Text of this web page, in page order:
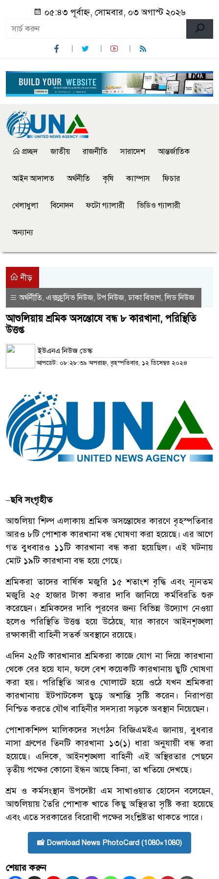
০৫:৪৩ পূর্বাহ্ন, সোমবার, ০৩ অগাস্ট ২০২৬
প্রচ্ছদ জাতীয় রাজনীতি সারাদেশ আন্তর্জাতিক
আইন আদালত অর্থনীতি কৃষি ক্যাম্পাস ফিচার
খেলাধুলা বিনোদন ফটো গ্যালারী ভিডিও গ্যালারী
অন্যান্য
নীড়
অর্থনীতি, এক্সক্লুসিভ নিউজ,টপ নিউজ,ঢাকা বিভাগ,লিড নিউজ
আশুলিয়ায় শ্রমিক অসন্তোষে বন্ধ ৮ কারখানা, পরিস্থিতি
উত্তপ্ত
ইউএনএ নিউজ ডেস্ক
আপডেট: ০৮:২৮:৩৯ অপরাহ্ন, বৃহস্পতিবার, ১২ ডিসেম্বর ২০২৪
–ছবি সংগৃহীত
আশুলিয়া শিল্প এলাকায় শ্রমিক অসন্তোষের কারণে বৃহস্পতিবার
আরও ৮টি পোশাক কারখানা বন্ধ ঘোষণা করা হয়েছে। এর আগে
গত বুধবারও ১১টি কারখানা বন্ধ করা হয়েছিল। এই ঘটনায়
মোট ১৯টি কারখানা বন্ধ হয়ে গেছে।
শ্রমিকরা তাদের বার্ষিক মজুরি ১৫ শতাংশ বৃদ্ধি এবং ন্যূনতম
মজুরি ২৫ হাজার টাকা করার দাবি জানিয়ে কর্মবিরতি শুরু
করেছেন। শ্রমিকদের দাবি পূরণের জন্য বিভিন্ন উদ্যোগ নেওয়া
হলেও পরিস্থিতি উত্তপ্ত হয়ে উঠেছে, যার কারণে আইনশৃঙ্খলা
রক্ষাকারী বাহিনী সতর্ক অবস্থানে রয়েছে।
এদিন ২৫টি কারখানার শ্রমিকরা কাজে যোগ না দিয়ে কারখানা
থেকে বের হয়ে যান, ফলে বেশ কয়েকটি কারখানায় ছুটি ঘোষণা
করা হয়। পরিস্থিতি আরও ঘোলাটে হয়ে ওঠে যখন শ্রমিকরা
কারখানায় ইটপাটকেল ছুড়ে অশান্তি সৃষ্টি করেন। নিরাপত্তা
নিশ্চিত করতে যৌথ বাহিনীর সদস্যরা সড়কে অবস্থান নিয়েছেন।
পোশাকশিল্প মালিকদের সংগঠন বিজিএমইএ জানায়, বুধবার
নাসা গ্রুপের তিনটি কারখানা ১৩(১) ধারা অনুযায়ী বন্ধ করা
হয়েছে। এদিকে, আইনশৃঙ্খলা বাহিনী এই অস্থিরতার পেছনে
তৃতীয় পক্ষের কোনো ইন্ধন আছে কিনা, তা খতিয়ে দেখছে।
শ্রম ও কর্মসংস্থান উপদেষ্টা এম সাখাওয়াত হোসেন বলেছেন,
আশুলিয়ায় তৈরি পোশাক খাতে কিছু অস্থিরতা সৃষ্টি করা হয়েছে
এবং এতে সরকারের বিরোধী পক্ষের সংশ্লিষ্টতা থাকতে পারে।
📸 Download News PhotoCard (1080×1080)
শেয়ার করুন